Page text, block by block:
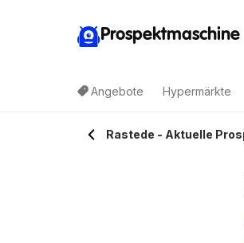
Prospektmaschine
Angebote Hypermärkte
Rastede - Aktuelle